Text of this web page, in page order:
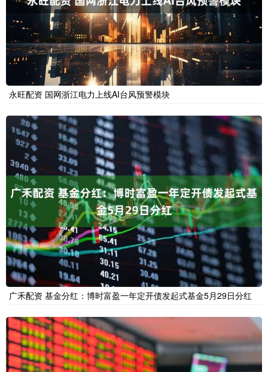
永旺配资 国网浙江电力上线AI台风预警模块
广禾配资 基金分红：博时富盈一年定开债发起式基金5月29日分红